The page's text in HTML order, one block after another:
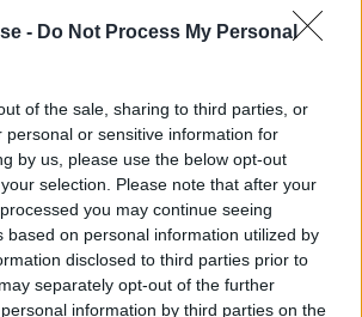
- Do Not Process My Personal
of the sale, sharing to third parties, or
personal or sensitive information for
by us, please use the below opt-out
selection. Please note that after your
you may continue seeing
based on personal information utilized by
disclosed to third parties prior to
separately opt-out of the further
information by third parties on the
ungdomar intar
det gästspel på
Friluftsteater. […]
Publicerad 07:08, 7 augusti 2026